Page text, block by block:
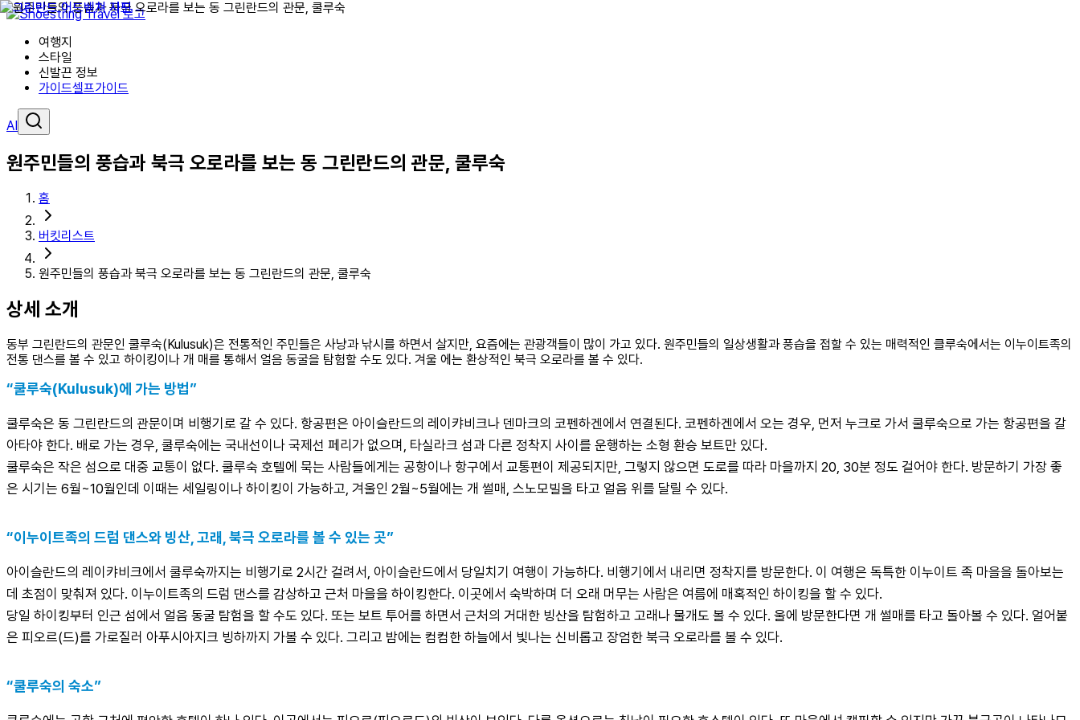
여행지
스타일
신발끈 정보
가이드셀프가이드
AI
원주민들의 풍습과 북극 오로라를 보는 동 그린란드의 관문, 쿨루숙
홈
버킷리스트
원주민들의 풍습과 북극 오로라를 보는 동 그린란드의 관문, 쿨루숙
상세 소개
동부 그린란드의 관문인 쿨루숙(Kulusuk)은 전통적인 주민들은 사냥과 낚시를 하면서 살지만, 요즘에는 관광객들이 많이 가고 있다. 원주민들의 일상생활과 풍습을 접할 수 있는 매력적인 클루숙에서는 이누이트족의
전통 댄스를 볼 수 있고 하이킹이나 개 매를 통해서 얼음 동굴을 탐험할 수도 있다. 겨울 에는 환상적인 북극 오로라를 볼 수 있다.
“쿨루숙(Kulusuk)에 가는 방법”
쿨루숙은 동 그린란드의 관문이며 비행기로 갈 수 있다. 항공편은 아이슬란드의 레이캬비크나 덴마크의 코펜하겐에서 연결된다. 코펜하겐에서 오는 경우, 먼저 누크로 가서 쿨루숙으로 가는 항공편을 갈
아타야 한다. 배로 가는 경우, 쿨루숙에는 국내선이나 국제선 페리가 없으며, 타실라크 섬과 다른 정착지 사이를 운행하는 소형 환승 보트만 있다.
쿨루숙은 작은 섬으로 대중 교통이 없다. 쿨루숙 호텔에 묵는 사람들에게는 공항이나 항구에서 교통편이 제공되지만, 그렇지 않으면 도로를 따라 마을까지 20, 30분 정도 걸어야 한다. 방문하기 가장 좋
은 시기는 6월~10월인데 이때는 세일링이나 하이킹이 가능하고, 겨울인 2월~5월에는 개 썰매, 스노모빌을 타고 얼음 위를 달릴 수 있다.
“이누이트족의 드럼 댄스와 빙산, 고래, 북극 오로라를 볼 수 있는 곳”
아이슬란드의 레이캬비크에서 쿨루숙까지는 비행기로 2시간 걸려서, 아이슬란드에서 당일치기 여행이 가능하다. 비행기에서 내리면 정착지를 방문한다. 이 여행은 독특한 이누이트 족 마을을 돌아보는
데 초점이 맞춰져 있다. 이누이트족의 드럼 댄스를 감상하고 근처 마을을 하이킹한다. 이곳에서 숙박하며 더 오래 머무는 사람은 여름에 매혹적인 하이킹을 할 수 있다.
당일 하이킹부터 인근 섬에서 얼음 동굴 탐험을 할 수도 있다. 또는 보트 투어를 하면서 근처의 거대한 빙산을 탐험하고 고래나 물개도 볼 수 있다. 울에 방문한다면 개 썰매를 타고 돌아볼 수 있다. 얼어붙
은 피오르(드)를 가로질러 아푸시아지크 빙하까지 가볼 수 있다. 그리고 밤에는 컴컴한 하늘에서 빛나는 신비롭고 장엄한 북극 오로라를 볼 수 있다.
“쿨루숙의 숙소”